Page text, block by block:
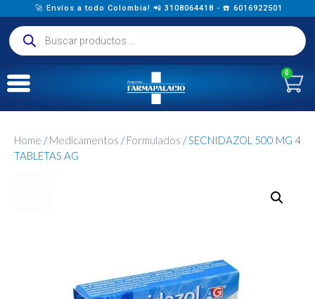
🚀 Envíos a todo Colombia! 📲 3108064418 - ☎️ 6016922501
0
Home /Medicamentos /Formulados / SECNIDAZOL 500 MG 4
TABLETAS AG